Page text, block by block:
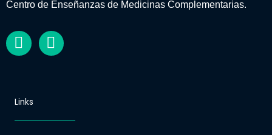
Centro de Enseñanzas de Medicinas Complementarias.
a
c s
Links